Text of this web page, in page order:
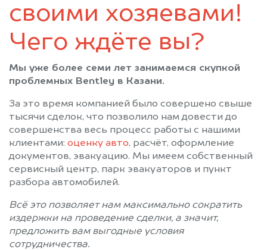
Нурлат
Пестрецы
Старое Дрожжаное
Тетюши
своими хозяевами!
Чего ждёте вы?
Мы уже более семи лет занимаемся скупкой
проблемных Bentley в Казани.
За это время компанией было совершено свыше
тысячи сделок, что позволило нам довести до
совершенства весь процесс работы с нашими
клиентами: оценку авто, расчёт, оформление
документов, эвакуацию. Мы имеем собственный
сервисный центр, парк эвакуаторов и пункт
разбора автомобилей.
Всё это позволяет нам максимально сократить
издержки на проведение сделки, а значит,
предложить вам выгодные условия
сотрудничества.